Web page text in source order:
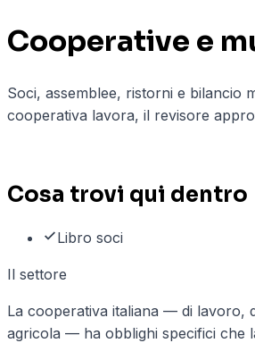
Cooperative e
Soci, assemblee, ristorni e bilancio
cooperativa lavora, il revisore
Cosa trovi qui dentro
Libro soci
Il settore
La cooperativa italiana — di lavoro,
agricola — ha obblighi specifici che